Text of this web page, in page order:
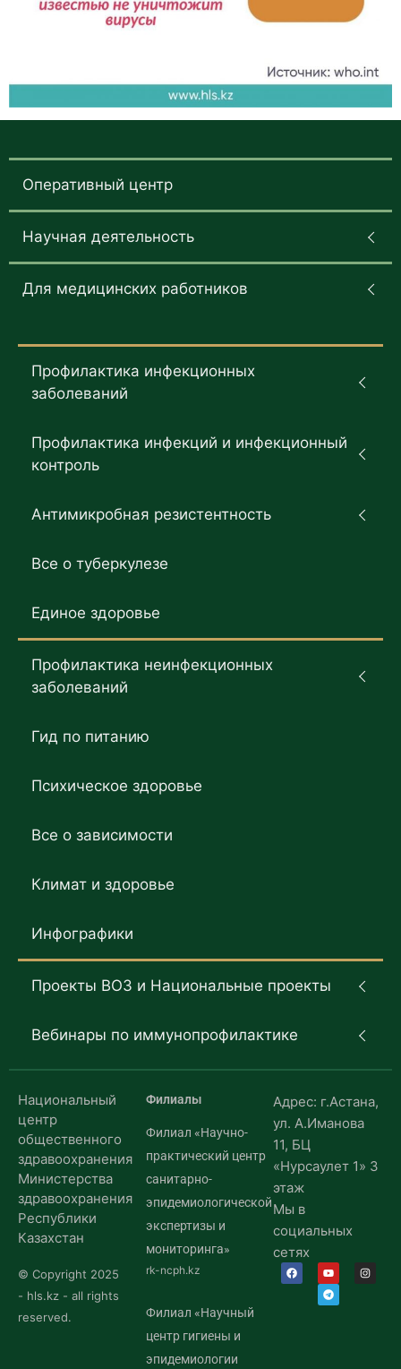
Оперативный центр
Научная деятельность
Для медицинских работников
Профилактика инфекционных
заболеваний
Профилактика инфекций и инфекционный
контроль
Антимикробная резистентность
Все о туберкулезе
Единое здоровье
Профилактика неинфекционных
заболеваний
Гид по питанию
Психическое здоровье
Все о зависимости
Климат и здоровье
Инфографики
Проекты ВОЗ и Национальные проекты
Вебинары по иммунопрофилактике
Национальный
центр
общественного
здравоохранения
Министерства
здравоохранения
Республики
Казахстан
© Copyright 2025
- hls.kz - all rights
reserved.
Филиалы
Филиал «Научно-
практический центр
санитарно-
эпидемиологической
экспертизы и
мониторинга»
rk-ncph.kz
Филиал «Научный
центр гигиены и
эпидемиологии
Адрес: г.Астана,
ул. А.Иманова
11, БЦ
«Нурсаулет 1» 3
этаж
Мы в
социальных
сетях